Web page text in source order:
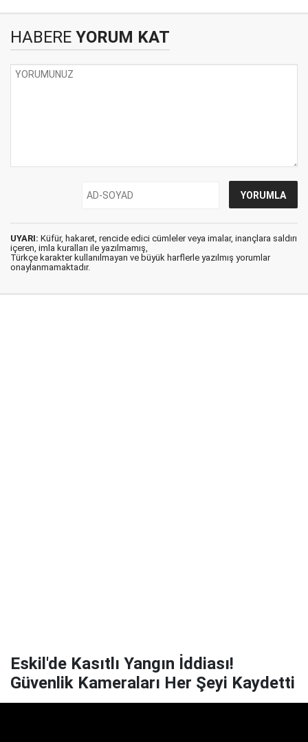
HABERE YORUM KAT
UYARI: Küfür, hakaret, rencide edici cümleler veya imalar, inançlara saldırı
içeren, imla kuralları ile yazılmamış,
Türkçe karakter kullanılmayan ve büyük harflerle yazılmış yorumlar
onaylanmamaktadır.
Eskil'de Kasıtlı Yangın İddiası!
Güvenlik Kameraları Her Şeyi Kaydetti